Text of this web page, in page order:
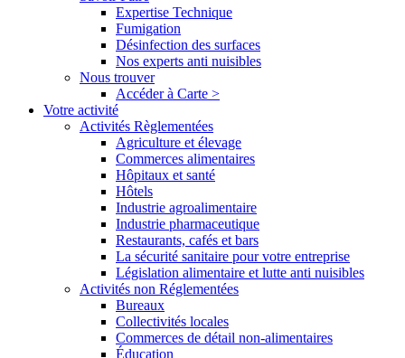
Expertise Technique
Fumigation
Désinfection des surfaces
Nos experts anti nuisibles
Nous trouver
Accéder à Carte >
Votre activité
Activités Règlementées
Agriculture et élevage
Commerces alimentaires
Hôpitaux et santé
Hôtels
Industrie agroalimentaire
Industrie pharmaceutique
Restaurants, cafés et bars
La sécurité sanitaire pour votre entreprise
Législation alimentaire et lutte anti nuisibles
Activités non Réglementées
Bureaux
Collectivités locales
Commerces de détail non-alimentaires
Éducation